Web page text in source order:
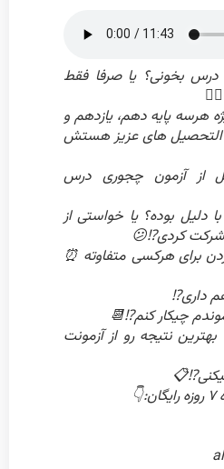
درس بخونی؟ یا صرفا فقط
هرسه پایه دهم، یازدهم و
التحصیل های عزیز هستش
قبل از آزمون چجوری درس
دلیل بوده؟ یا خواستی از
کردی⁉️😕
برای هرکسی متفاوته ⏰️
داری⁉️
چیکار کنم⁉️📆
بهترین نتیجه رو از آزمونت